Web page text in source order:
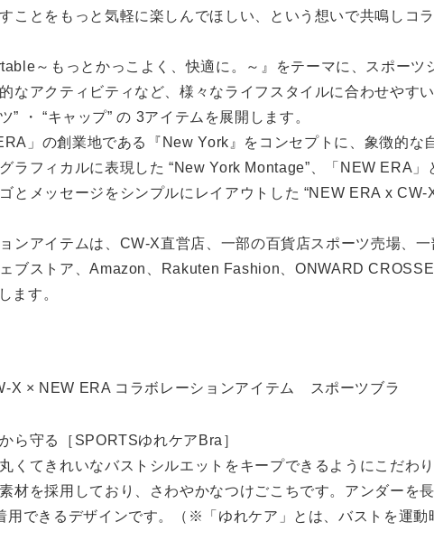
ことをもっと気軽に楽しんでほしい、という想いで共鳴しコ
～もっとかっこよく、快適に。～』をテーマに、スポーツ
なアクティビティなど、様々なライフスタイルに合わせやす
” ・ “キャップ” の 3アイテムを展開します。
」の創業地である『New York』をコンセプトに、象徴的な
ラフィカルに表現した “New York Montage”、「NEW ERA」
とメッセージをシンプルにレイアウトした “NEW ERA x CW-
ンアイテムは、CW-X直営店、一部の百貨店スポーツ売場、一
ブストア、Amazon、Rakuten Fashion、ONWARD
ます。
ら守る［SPORTSゆれケアBra］
くてきれいなバストシルエットをキープできるようにこだわ
材を採用しており、さわやかなつけごこちです。アンダーを
用できるデザインです。（※「ゆれケア」とは、バストを運動